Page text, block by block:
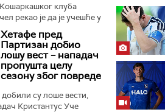
клуба
рекао је да је учешће у
али и велика
турски клуб...
Хетафе пред
Партизан добио
лошу вест – нападач
пропушта целу
сезону због повреде
су лоше вести,
Кристантус Уче